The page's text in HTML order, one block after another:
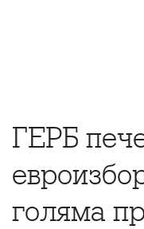
ГЕРБ
голяма